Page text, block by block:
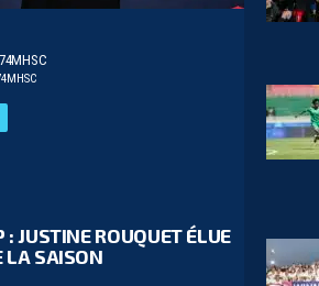
: JUSTINE ROUQUET ÉLUE
LA SAISON